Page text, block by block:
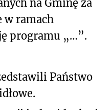
na Gminę za
w ramach
programu „…”.
Państwo